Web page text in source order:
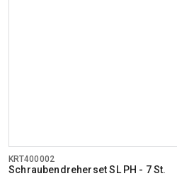
KRT400002
Schraubendreherset SL PH - 7 St.